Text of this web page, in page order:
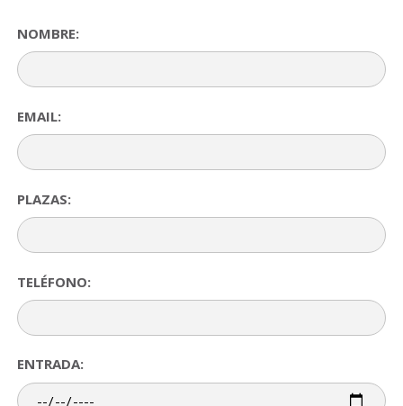
NOMBRE:
EMAIL:
PLAZAS:
TELÉFONO:
ENTRADA: